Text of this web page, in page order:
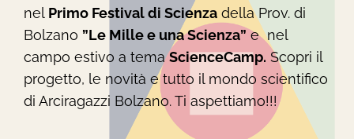
nel Primo Festival di Scienzadella Prov. di
Bolzano ”Le Mille e una Scienza” e nel
campo estivo a temaScienceCamp. Scopri il
progetto, le novità e tutto il mondo scientifico
di Arciragazzi Bolzano. Ti aspettiamo!!!